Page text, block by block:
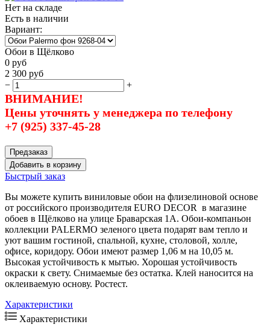
Нет на складе
Есть в наличии
Вариант:
Обои в Щёлково
0 руб
2 300 руб
−
+
ВНИМАНИЕ!
Цены уточнять у менеджера по телефону
+7 (925) 337-45-28
Предзаказ
Добавить в корзину
Быстрый заказ
Вы можете купить виниловые обои на флизелиновой основе
от российского производителя EURO DECOR в магазине
обоев в Щёлково на улице Браварская 1А. Обои-компаньон
коллекции PALERMO зеленого цвета подарят вам тепло и
уют вашим гостиной, спальной, кухне, столовой, холле,
офисе, коридору. Обои имеют размер 1,06 м на 10,05 м.
Высокая устойчивость к мытью. Хорошая устойчивость
окраски к свету. Снимаемые без остатка. Клей наносится на
оклеиваемую основу. Ростест.
Характеристики
Характеристики